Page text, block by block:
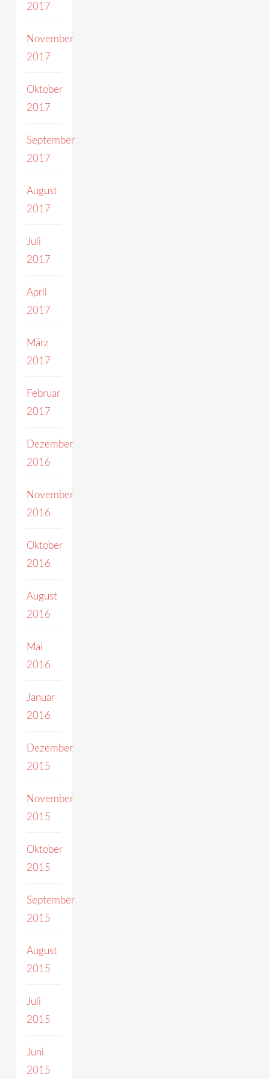
2017
November
2017
Oktober
2017
September
2017
August
2017
Juli
2017
April
2017
März
2017
Februar
2017
Dezember
2016
November
2016
Oktober
2016
August
2016
Mai
2016
Januar
2016
Dezember
2015
November
2015
Oktober
2015
September
2015
August
2015
Juli
2015
Juni
2015